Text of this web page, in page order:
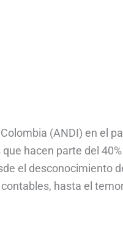
(ANDI) en el
que hacen parte del 40%
el desconocimiento
hasta el